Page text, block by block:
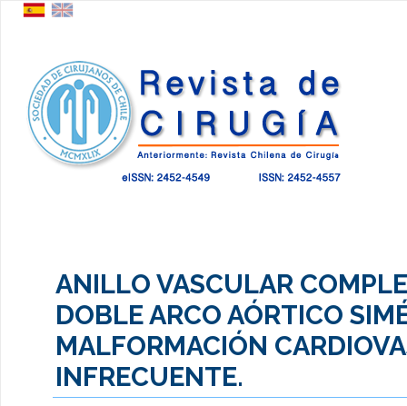
ANILLO VASCULAR
DOBLE ARCO AÓRTICO
MALFORMACIÓN
INFRECUENTE.